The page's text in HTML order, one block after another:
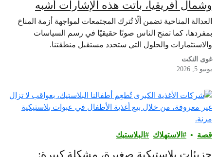
وشمال أفريقيا، باتت هذه الإشارات أشبه
بصفارات إنذار
العدالة المناخية تضمن ألّا تُترك المجتمعات لمواجهة أزمة المناخ
بمفردها، كما تمنح الناس صوتًا حقيقيًا في رسم السياسات
والاستثمارات والحلول التي ستحدد مستقبل منطقتنا.
غوى النكت
يونيو 5, 2026
قصة الاستهلاك البلاستيك
جزيئات بلاستيكية صغيرة، مشكلة كبيرة: